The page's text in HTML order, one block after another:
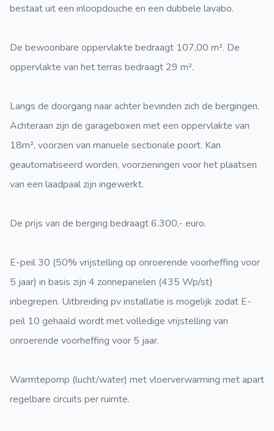
bestaat uit een inloopdouche en een dubbele lavabo.
De bewoonbare oppervlakte bedraagt 107,00 m². De
oppervlakte van het terras bedraagt 29 m².
Langs de doorgang naar achter bevinden zich de bergingen.
Achteraan zijn de garageboxen met een oppervlakte van
18m², voorzien van manuele sectionale poort. Kan
geautomatiseerd worden, voorzieningen voor het plaatsen
van een laadpaal zijn ingewerkt.
De prijs van de berging bedraagt 6.300,- euro.
E-peil 30 (50% vrijstelling op onroerende voorheffing voor
5 jaar) in basis zijn 4 zonnepanelen (435 Wp/st)
inbegrepen. Uitbreiding pv installatie is mogelijk zodat E-
peil 10 gehaald wordt met volledige vrijstelling van
onroerende voorheffing voor 5 jaar.
Warmtepomp (lucht/water) met vloerverwarming met apart
regelbare circuits per ruimte.